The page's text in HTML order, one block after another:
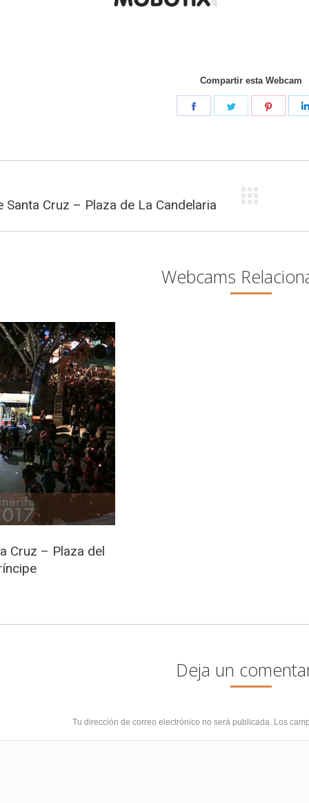
Compartir esta Webcam
Share
Share
Share
Santa Cruz – Plaza de La Candelaria
Webcams
Cruz – Plaza del
Deja un
Tu dirección de correo electrónico no será publicada. Los